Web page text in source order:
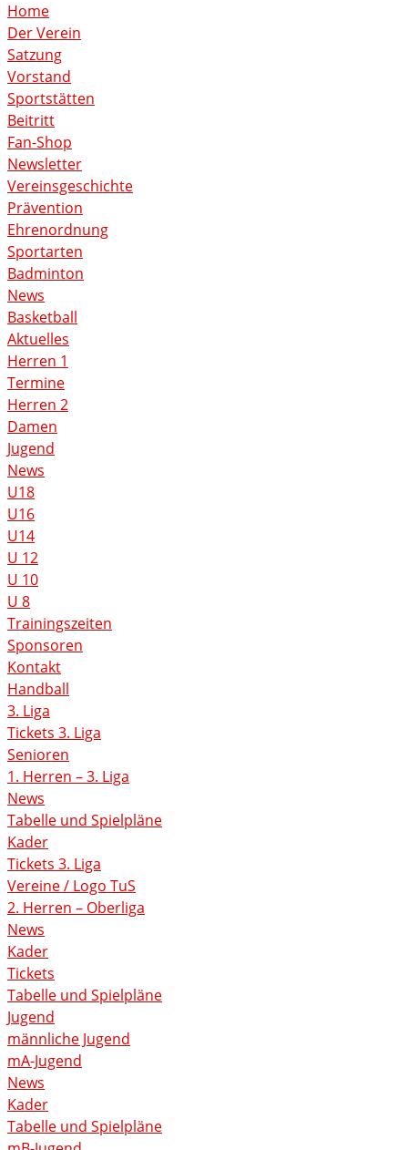
Home
Der Verein
Satzung
Vorstand
Sportstätten
Beitritt
Fan-Shop
Newsletter
Vereinsgeschichte
Prävention
Ehrenordnung
Sportarten
Badminton
News
Basketball
Aktuelles
Herren 1
Termine
Herren 2
Damen
Jugend
News
U18
U16
U14
U 12
U 10
U 8
Trainingszeiten
Sponsoren
Kontakt
Handball
3. Liga
Tickets 3. Liga
Senioren
1. Herren – 3. Liga
News
Tabelle und Spielpläne
Kader
Tickets 3. Liga
Vereine / Logo TuS
2. Herren – Oberliga
News
Kader
Tickets
Tabelle und Spielpläne
Jugend
männliche Jugend
mA-Jugend
News
Kader
Tabelle und Spielpläne